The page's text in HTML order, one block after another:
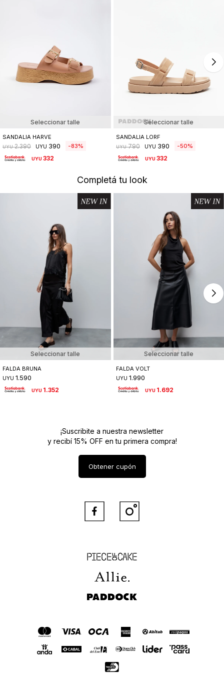
Seleccionar talle
SANDALIA HARVE
UYU 2.390 UYU 390 83
UYU332
Seleccionar talle
SANDALIA LORF
UYU 790 UYU 390 50
UYU 332
Completá tu look
Seleccionar talle
FALDA BRUNA
UYU 1.590
UYU 1.352
Seleccionar talle
FALDA VOLT
UYU 1.990
UYU 1.692
Piece of Cake
Allie
Paddock
¡Suscribite a nuestra newsletter
y recibí 15% OFF en tu primera compra!
Obtener cupón
 